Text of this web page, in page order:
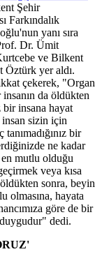
Şehir
Farkındalık
yanı sıra
Dr. Ümit
ve Bilkent
Öztürk yer aldı.
çekerek, "Organ
insanın da öldükten
bir insana hayat
insan sizin için
bir
ne kadar
mutlu olduğu
veya kısa
sonra, beyin
olmasına, hayata
göre de bir
dedi.